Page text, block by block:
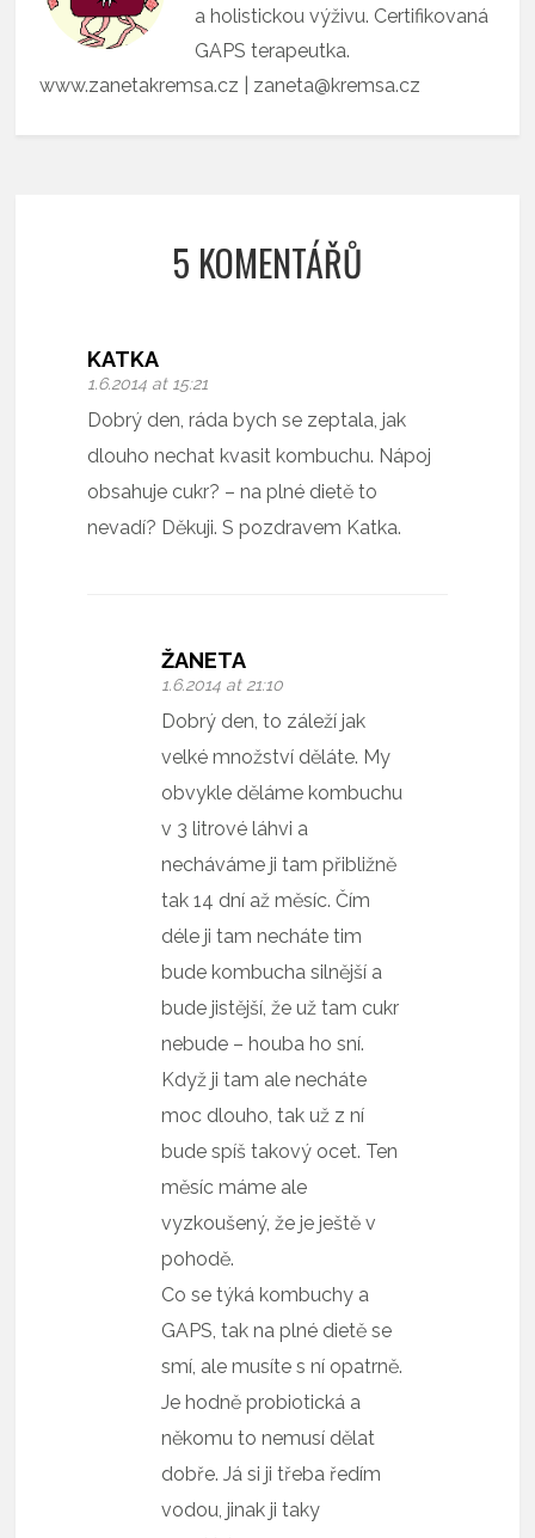
a holistickou výživu. Certifikovaná
GAPS terapeutka.
www.zanetakremsa.cz | zaneta@kremsa.cz
5 KOMENTÁŘŮ
KATKA
1.6.2014 at 15:21
Dobrý den, ráda bych se zeptala, jak
dlouho nechat kvasit kombuchu. Nápoj
obsahuje cukr? – na plné dietě to
nevadí? Děkuji. S pozdravem Katka.
ŽANETA
1.6.2014 at 21:10
Dobrý den, to záleží jak
velké množství děláte. My
obvykle děláme kombuchu
v 3 litrové láhvi a
necháváme ji tam přibližně
tak 14 dní až měsíc. Čím
déle ji tam necháte tim
bude kombucha silnější a
bude jistější, že už tam cukr
nebude – houba ho sní.
Když ji tam ale necháte
moc dlouho, tak už z ní
bude spíš takový ocet. Ten
měsíc máme ale
vyzkoušený, že je ještě v
pohodě.
Co se týká kombuchy a
GAPS, tak na plné dietě se
smí, ale musíte s ní opatrně.
Je hodně probiotická a
někomu to nemusí dělat
dobře. Já si ji třeba ředím
vodou, jinak ji taky